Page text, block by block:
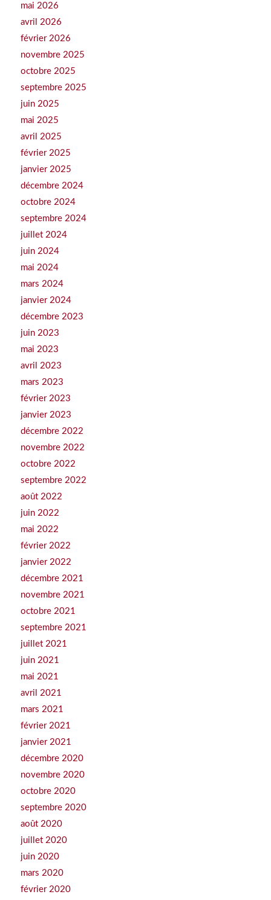
mai 2026
avril 2026
février 2026
novembre 2025
octobre 2025
septembre 2025
juin 2025
mai 2025
avril 2025
février 2025
janvier 2025
décembre 2024
octobre 2024
septembre 2024
juillet 2024
juin 2024
mai 2024
mars 2024
janvier 2024
décembre 2023
juin 2023
mai 2023
avril 2023
mars 2023
février 2023
janvier 2023
décembre 2022
novembre 2022
octobre 2022
septembre 2022
août 2022
juin 2022
mai 2022
février 2022
janvier 2022
décembre 2021
novembre 2021
octobre 2021
septembre 2021
juillet 2021
juin 2021
mai 2021
avril 2021
mars 2021
février 2021
janvier 2021
décembre 2020
novembre 2020
octobre 2020
septembre 2020
août 2020
juillet 2020
juin 2020
mars 2020
février 2020